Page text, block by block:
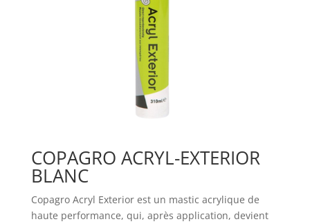
COPAGRO ACRYL-EXTERIOR
BLANC
Copagro Acryl Exterior est un mastic acrylique de
haute performance, qui, après application, devient